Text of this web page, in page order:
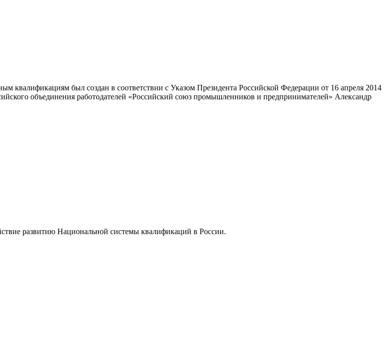
квалификациям был создан в соответствии с Указом Президента Российской Федерации от 16 апреля 2014
объединения работодателей «Российский союз промышленников и предпринимателей» Александр
развитию Национальной системы квалификаций в России.